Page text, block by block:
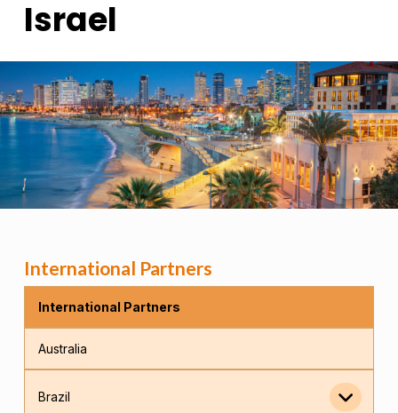
Israel
International Partners
International Partners
Australia
Brazil